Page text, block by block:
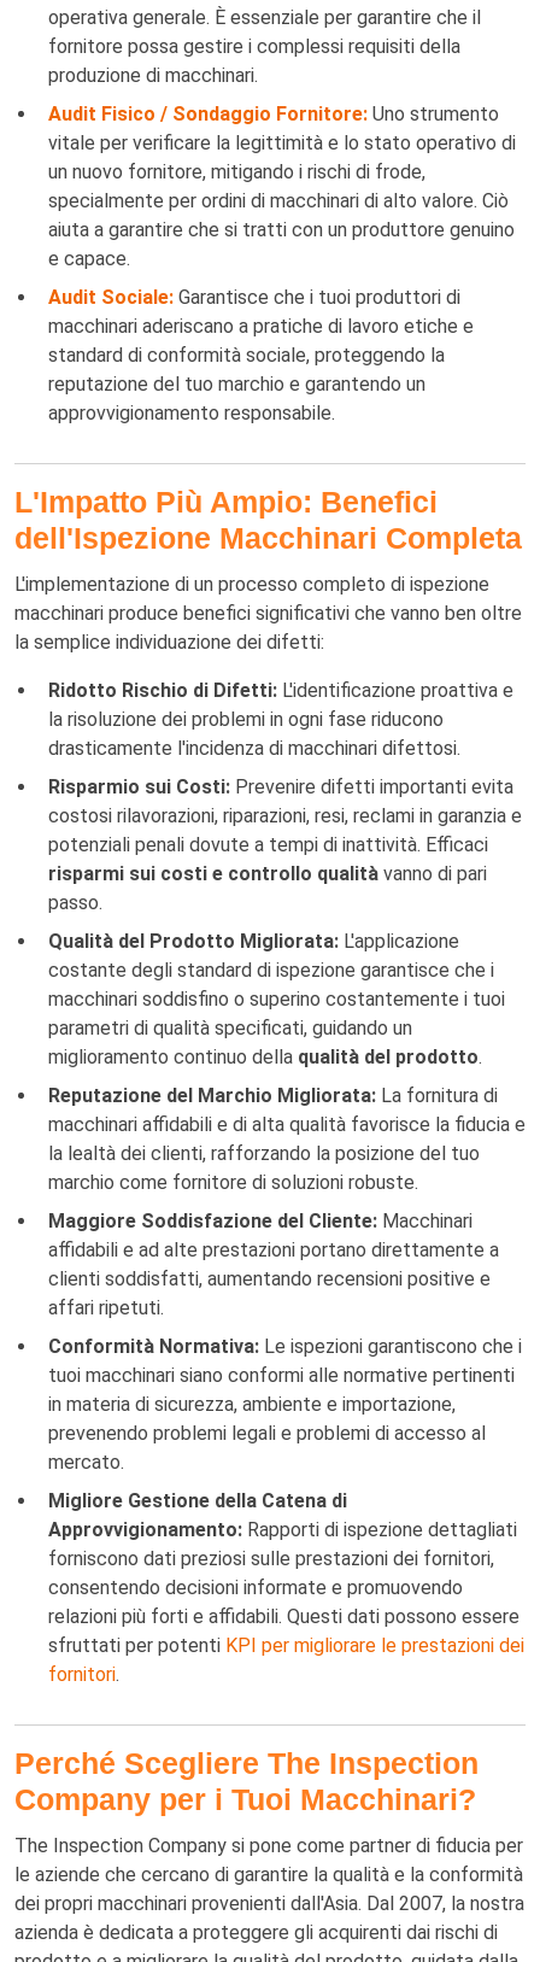
operativa generale. È essenziale per garantire che il
fornitore possa gestire i complessi requisiti della
produzione di macchinari.
Audit Fisico / Sondaggio Fornitore: Uno strumento
vitale per verificare la legittimità e lo stato operativo di
un nuovo fornitore, mitigando i rischi di frode,
specialmente per ordini di macchinari di alto valore. Ciò
aiuta a garantire che si tratti con un produttore genuino
e capace.
Audit Sociale: Garantisce che i tuoi produttori di
macchinari aderiscano a pratiche di lavoro etiche e
standard di conformità sociale, proteggendo la
reputazione del tuo marchio e garantendo un
approvvigionamento responsabile.
L'Impatto Più Ampio: Benefici
dell'Ispezione Macchinari Completa
L'implementazione di un processo completo di ispezione
macchinari produce benefici significativi che vanno ben oltre
la semplice individuazione dei difetti:
Ridotto Rischio di Difetti: L'identificazione proattiva e
la risoluzione dei problemi in ogni fase riducono
drasticamente l'incidenza di macchinari difettosi.
Risparmio sui Costi: Prevenire difetti importanti evita
costosi rilavorazioni, riparazioni, resi, reclami in garanzia e
potenziali penali dovute a tempi di inattività. Efficaci
risparmi sui costi e controllo qualità vanno di pari
passo.
Qualità del Prodotto Migliorata: L'applicazione
costante degli standard di ispezione garantisce che i
macchinari soddisfino o superino costantemente i tuoi
parametri di qualità specificati, guidando un
miglioramento continuo della qualità del prodotto.
Reputazione del Marchio Migliorata: La fornitura di
macchinari affidabili e di alta qualità favorisce la fiducia e
la lealtà dei clienti, rafforzando la posizione del tuo
marchio come fornitore di soluzioni robuste.
Maggiore Soddisfazione del Cliente: Macchinari
affidabili e ad alte prestazioni portano direttamente a
clienti soddisfatti, aumentando recensioni positive e
affari ripetuti.
Conformità Normativa: Le ispezioni garantiscono che i
tuoi macchinari siano conformi alle normative pertinenti
in materia di sicurezza, ambiente e importazione,
prevenendo problemi legali e problemi di accesso al
mercato.
Migliore Gestione della Catena di
Approvvigionamento: Rapporti di ispezione dettagliati
forniscono dati preziosi sulle prestazioni dei fornitori,
consentendo decisioni informate e promuovendo
relazioni più forti e affidabili. Questi dati possono essere
sfruttati per potenti KPI per migliorare le prestazioni dei
fornitori.
Perché Scegliere The Inspection
Company per i Tuoi Macchinari?
The Inspection Company si pone come partner di fiducia per
le aziende che cercano di garantire la qualità e la conformità
dei propri macchinari provenienti dall'Asia. Dal 2007, la nostra
azienda è dedicata a proteggere gli acquirenti dai rischi di